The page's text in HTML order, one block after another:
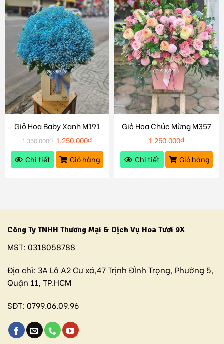
Giỏ Hoa Baby Xanh M191
1.350.000₫ 1.250.000₫
Chi tiết
Giỏ hàng
Giỏ Hoa Chúc Mừng M357
1.250.000₫
Chi tiết
Giỏ hàng
Công Ty TNHH Thương Mại & Dịch Vụ Hoa Tươi 9X
MST: 0318058788
Địa chỉ: 3A Lô A2 Cư xá,47 Trịnh ĐÌnh Trọng, Phường 5,
Quận 11, TP.HCM
SĐT: 0799.06.09.96